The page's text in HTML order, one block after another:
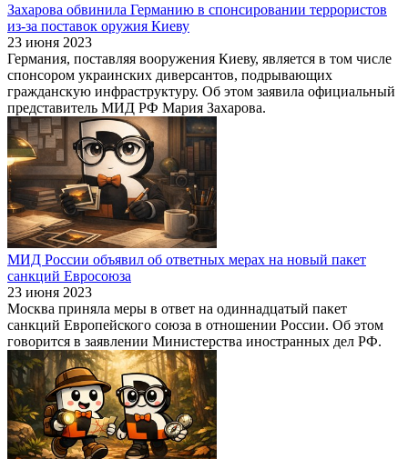
Захарова обвинила Германию в спонсировании террористов
из-за поставок оружия Киеву
23 июня 2023
Германия, поставляя вооружения Киеву, является в том числе
спонсором украинских диверсантов, подрывающих
гражданскую инфраструктуру. Об этом заявила официальный
представитель МИД РФ Мария Захарова.
МИД России объявил об ответных мерах на новый пакет
санкций Евросоюза
23 июня 2023
Москва приняла меры в ответ на одиннадцатый пакет
санкций Европейского союза в отношении России. Об этом
говорится в заявлении Министерства иностранных дел РФ.